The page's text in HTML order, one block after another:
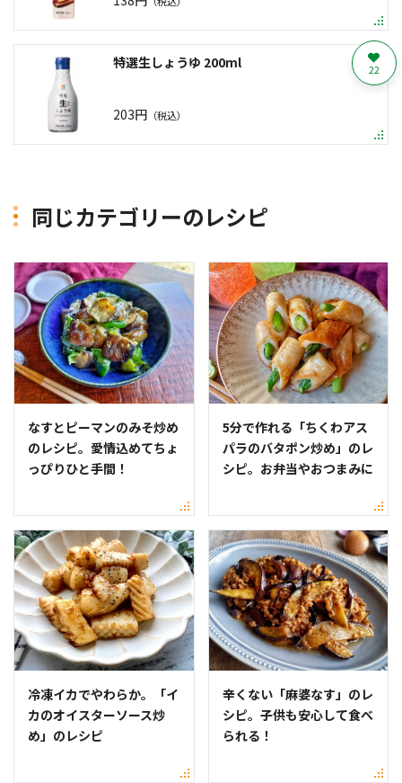
特選生しょうゆ 200ml
203円 （税込）
22
同じカテゴリーのレシピ
なすとピーマンのみそ炒め
のレシピ。愛情込めてちょ
っぴりひと手間！
5分で作れる「ちくわアス
パラのバタポン炒め」のレ
シピ。お弁当やおつまみに
冷凍イカでやわらか。「イ
カのオイスターソース炒
め」のレシピ
辛くない「麻婆なす」のレ
シピ。子供も安心して食べ
られる！